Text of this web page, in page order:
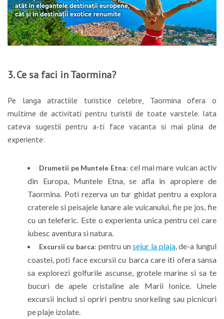
3. Ce sa faci in Taormina?
Pe langa atractiile turistice celebre, Taormina ofera o
multime de activitati pentru turistii de toate varstele. Iata
cateva sugestii pentru a-ti face vacanta si mai plina de
experiente:
Drumetii pe Muntele Etna: cel mai mare vulcan activ
din Europa, Muntele Etna, se afla in apropiere de
Taormina. Poti rezerva un tur ghidat pentru a explora
craterele si peisajele lunare ale vulcanului, fie pe jos, fie
cu un teleferic. Este o experienta unica pentru cei care
iubesc aventura si natura.
Excursii cu barca: pentru unsejur la plaja, de-a lungul
coastei, poti face excursii cu barca care iti ofera sansa
sa explorezi golfurile ascunse, grotele marine si sa te
bucuri de apele cristaline ale Marii Ionice. Unele
excursii includ si opriri pentru snorkeling sau picnicuri
pe plaje izolate.